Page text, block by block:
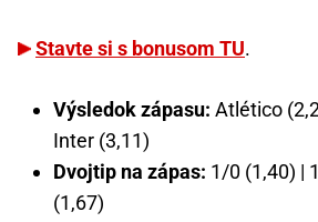
Stavte si s bonusom TU.
Výsledok zápasu: Atlético
Inter (3,11)
Dvojtip na zápas: 1/0 (1,40) |
(1,67)